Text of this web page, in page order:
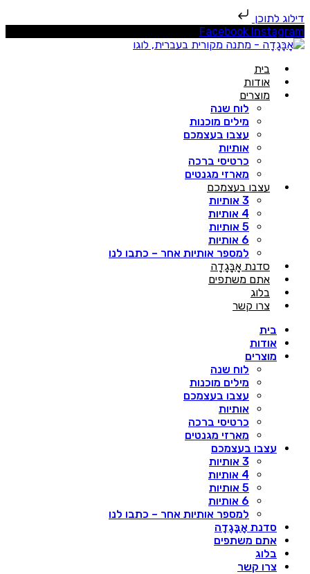
לתוכן
Facebook
בית
אודות
מוצרים
לוח שנה
מילים מוכנות
עצבו בעצמכם
אותיות
כרטיסי ברכה
מארזי מגנטים
עצבו בעצמכם
3 אותיות
4 אותיות
5 אותיות
6 אותיות
למספר אותיות אחר – כתבו לנו
סדנת אָבָּגָדָה
אתם משתפים
בלוג
צרו קשר
בית
אודות
מוצרים
לוח שנה
מילים מוכנות
עצבו בעצמכם
אותיות
כרטיסי ברכה
מארזי מגנטים
עצבו בעצמכם
3 אותיות
4 אותיות
5 אותיות
6 אותיות
למספר אותיות אחר – כתבו לנו
סדנת אָבָּגָדָה
אתם משתפים
בלוג
צרו קשר